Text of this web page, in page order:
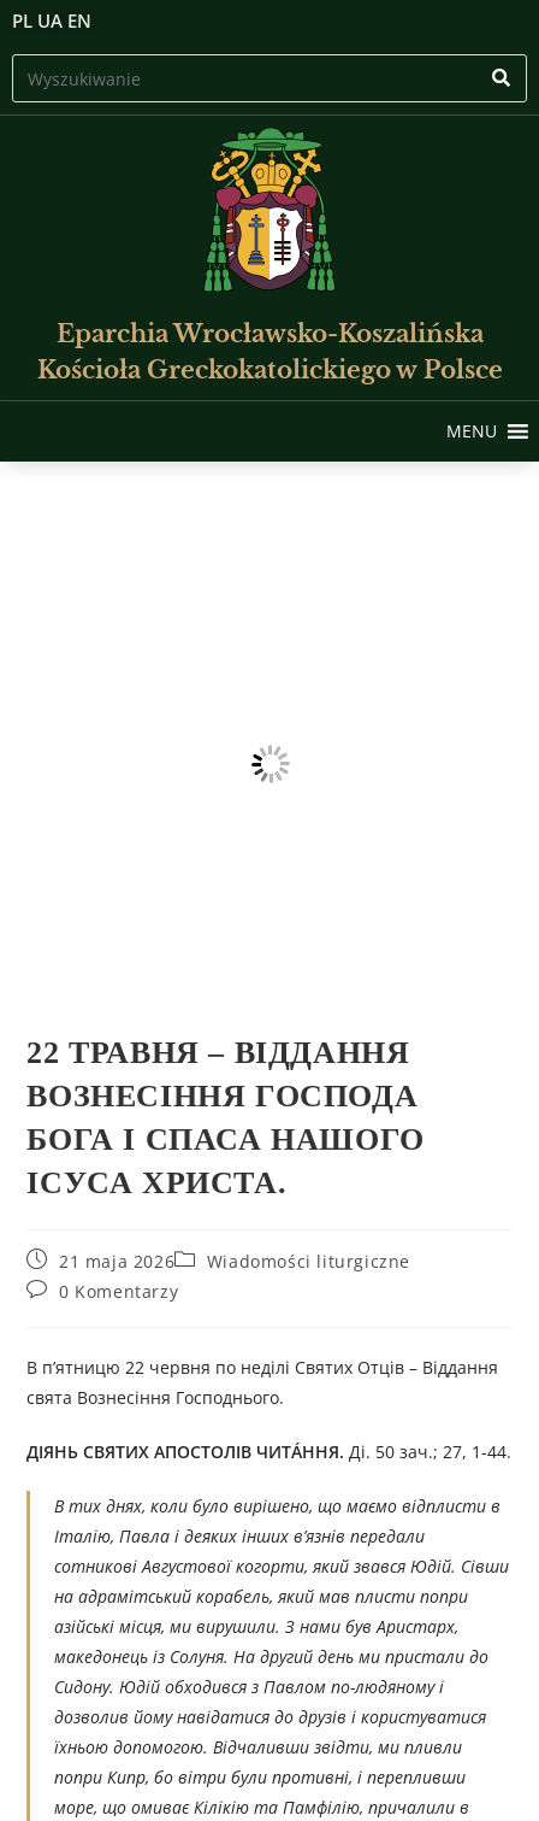
PL UA EN
Eparchia Wrocławsko-Koszalińska
Kościoła Greckokatolickiego w Polsce
MENU
22 ТРАВНЯ – ВІДДАННЯ
ВОЗНЕСІННЯ ГОСПОДА
БОГА І СПАСА НАШОГО
ІСУСА ХРИСТА.
21 maja 2026
Wiadomości liturgiczne
0 Komentarzy
В п’ятницю 22 червня по неділі Святих Отців – Віддання
свята Вознесіння Господнього.
ДІЯНЬ СВЯТИХ АПОСТОЛІВ ЧИТÁННЯ.Ді. 50 зач.; 27, 1-44.
В тих днях, коли було вирішено, що маємо відплисти в
Італію, Павла і деяких інших в’язнів передали
сотникові Августової когорти, який звався Юдій. Сівши
на адрамітський корабель, який мав плисти попри
азійські місця, ми вирушили. З нами був Аристарх,
македонець із Солуня. На другий день ми пристали до
Сидону. Юдій обходився з Павлом по-людяному і
дозволив йому навідатися до друзів і користуватися
їхньою допомогою. Відчаливши звідти, ми пливли
попри Кипр, бо вітри були противні, і перепливши
море, що омиває Кілікію та Памфілію, причалили в